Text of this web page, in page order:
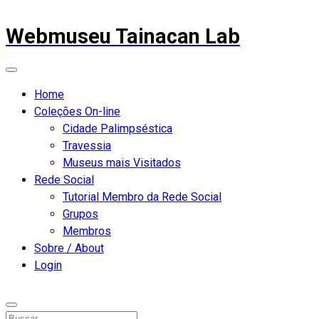
Webmuseu Tainacan Lab
Home
Coleções On-line
Cidade Palimpséstica
Travessia
Museus mais Visitados
Rede Social
Tutorial Membro da Rede Social
Grupos
Membros
Sobre / About
Login